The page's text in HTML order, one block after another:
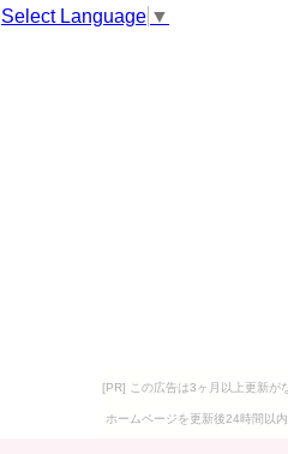
Select Language ▼
[PR] この広告は3ヶ月以上更新が
ホームページを更新後24時間以